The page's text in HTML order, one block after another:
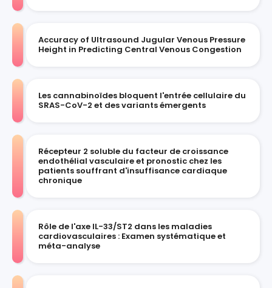
Accuracy of Ultrasound Jugular Venous Pressure
Height in Predicting Central Venous Congestion
Les cannabinoïdes bloquent l'entrée cellulaire du
SRAS-CoV-2 et des variants émergents
Récepteur 2 soluble du facteur de croissance
endothélial vasculaire et pronostic chez les
patients souffrant d'insuffisance cardiaque
chronique
Rôle de l'axe IL-33/ST2 dans les maladies
cardiovasculaires : Examen systématique et
méta-analyse